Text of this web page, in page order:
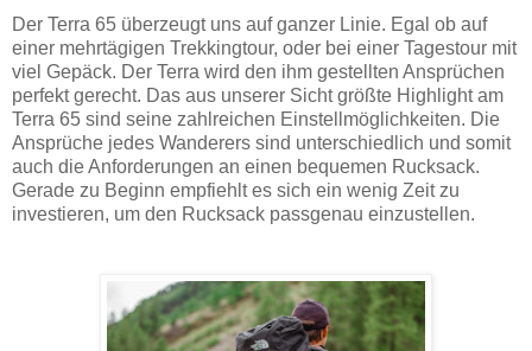
Der Terra 65 überzeugt uns auf ganzer Linie. Egal ob auf
einer mehrtägigen Trekkingtour, oder bei einer Tagestour mit
viel Gepäck. Der Terra wird den ihm gestellten Ansprüchen
perfekt gerecht. Das aus unserer Sicht größte Highlight am
Terra 65 sind seine zahlreichen Einstellmöglichkeiten. Die
Ansprüche jedes Wanderers sind unterschiedlich und somit
auch die Anforderungen an einen bequemen Rucksack.
Gerade zu Beginn empfiehlt es sich ein wenig Zeit zu
investieren, um den Rucksack passgenau einzustellen.